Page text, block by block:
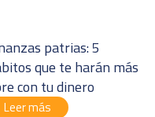
patrias: 5
que te harán más
con tu dinero
Leer más